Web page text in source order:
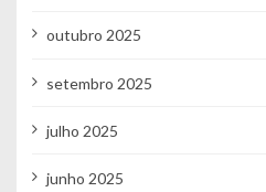
outubro 2025
setembro 2025
julho 2025
junho 2025